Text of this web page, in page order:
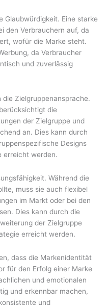
Glaubwürdigkeit. Eine starke
den Verbrauchern auf, da
wofür die Marke steht.
da Verbraucher
und zuverlässig
Zielgruppenansprache.
die
der Zielgruppe und
an. Dies kann durch
Designs
erreicht werden.
Während die
muss sie auch flexibel
im Markt oder bei den
Dies kann durch die
der Zielgruppe
erreicht werden.
dass die Markenidentität
für den Erfolg einer Marke
und emotionalen
und erkennbar machen,
und